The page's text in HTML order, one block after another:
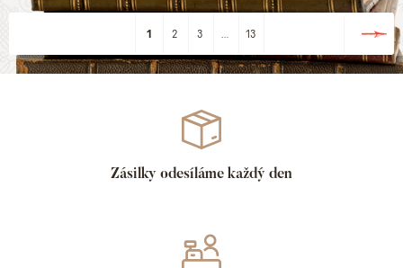
1 2 3 13
Zásilky odesíláme každý den